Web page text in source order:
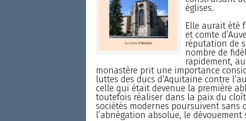
églises.
Elle aurait été
et comte
réputation de
nombre de
rapidement,
monastère prit une importance
luttes des ducs d’Aquitaine contre
celle qui était devenue la première
toutefois réaliser dans la paix du
sociétés modernes poursuivent sans
l’abnégation absolue, le